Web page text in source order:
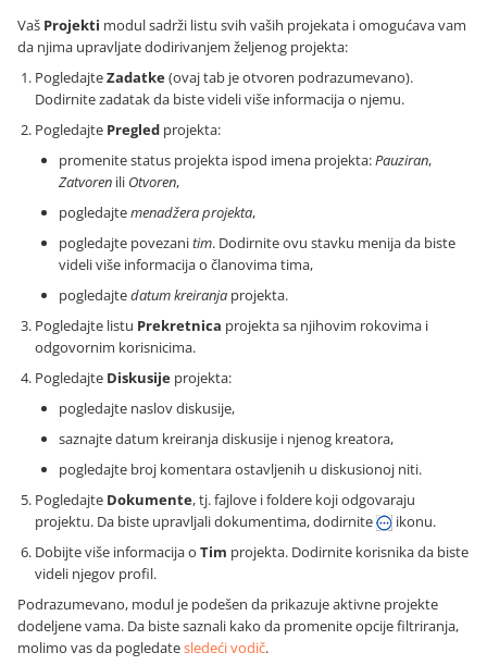
Vaš Projekti modul sadrži listu svih vaših projekata i omogućava vam
da njima upravljate dodirivanjem željenog projekta:
PogledajteZadatke(ovaj tab je otvoren podrazumevano).
Dodirnite zadatak da biste videli više informacija o njemu.
Pogledajte Pregled projekta:
promenite status projekta ispod imena projekta:Pauziran,
Zatvoren ili Otvoren,
pogledajtemenadžera projekta,
pogledajte povezanitim. Dodirnite ovu stavku menija da biste
videli više informacija o članovima tima,
pogledajtedatum kreiranja projekta.
Pogledajte listu Prekretnica projekta sa njihovim rokovima i
odgovornim korisnicima.
Pogledajte Diskusije projekta:
pogledajte naslov diskusije,
saznajte datum kreiranja diskusije i njenog kreatora,
pogledajte broj komentara ostavljenih u diskusionoj niti.
Pogledajte Dokumente, tj. fajlove i foldere koji odgovaraju
projektu. Da biste upravljali dokumentima, dodirnite
ikonu.
Dobijte više informacija o Tim projekta. Dodirnite korisnika da biste
videli njegov profil.
Podrazumevano, modul je podešen da prikazuje aktivne projekte
dodeljene vama. Da biste saznali kako da promenite opcije filtriranja,
molimo vas da pogledatesledeći vodič.